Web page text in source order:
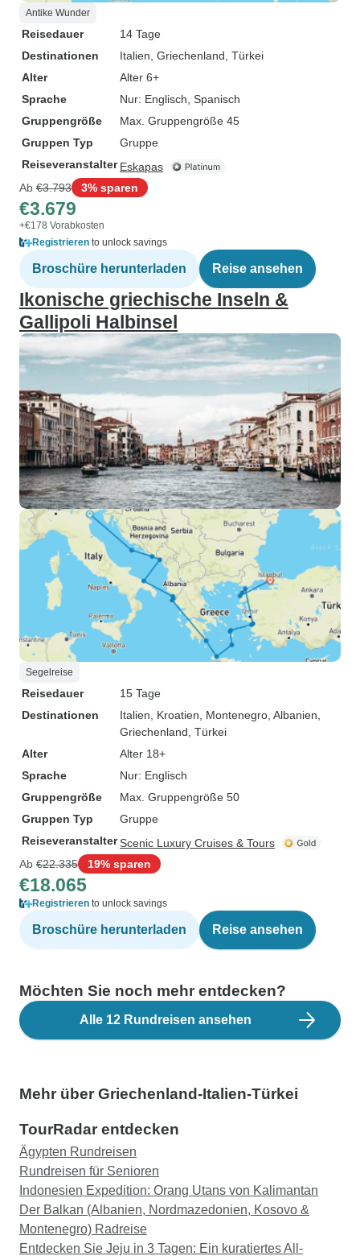
Antike Wunder
Reisedauer
14 Tage
Destinationen
Italien , Griechenland , Türkei
Alter
Alter 6+
Sprache
Nur: Englisch, Spanisch
Gruppengröße
Max. Gruppengröße 45
Gruppen Typ
Gruppe
Reiseveranstalter Eskapas
Ab €3.793 3% sparen
€3.679
+€178 Vorabkosten
Registrieren to unlock savings
Broschüre herunterladen Reise ansehen
Ikonische griechische Inseln &
Gallipoli Halbinsel
Segelreise
Reisedauer
15 Tage
Destinationen
Italien , Kroatien , Montenegro , Albanien
Griechenland , Türkei
Alter
Alter 18+
Sprache
Nur: Englisch
Gruppengröße
Max. Gruppengröße 50
Gruppen Typ
Gruppe
ReiseveranstalterScenic Luxury Cruises & Tours
Ab €22.335 19% sparen
€18.065
Registrieren to unlock savings
Broschüre herunterladen Reise ansehen
Möchten Sie noch mehr entdecken?
Alle 12 Rundreisen ansehen
Mehr über Griechenland-Italien-Türkei
TourRadar entdecken
Ägypten Rundreisen
Rundreisen für Senioren
Indonesien Expedition: Orang Utans von Kalimantan
Der Balkan (Albanien, Nordmazedonien, Kosovo &
Montenegro) Radreise
Entdecken Sie Jeju in 3 Tagen: Ein kuratiertes All-